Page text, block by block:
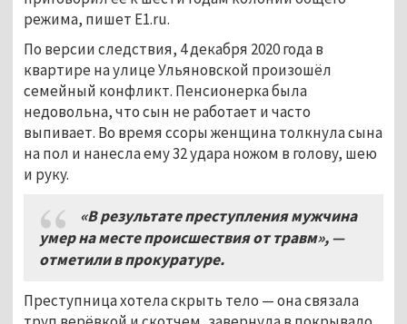
режима, пишет E1.ru.
По версии следствия, 4 декабря 2020 года в
квартире на улице Ульяновской произошёл
семейный конфликт. Пенсионерка была
недовольна, что сын не работает и часто
выпивает. Во время ссоры женщина толкнула сына
на пол и нанесла ему 32 удара ножом в голову, шею
и руку.
«В результате преступления мужчина
умер на месте происшествия от травм», —
отметили в прокуратуре.
Преступница хотела скрыть тело — она связала